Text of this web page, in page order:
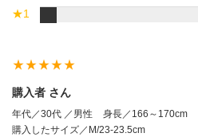
★1
star_ratestar_ratestar_ratestar_ratestar_rate
購入者 さん
年代／30代 ／男性 身長／166～170cm
購入したサイズ／M/23-23.5cm